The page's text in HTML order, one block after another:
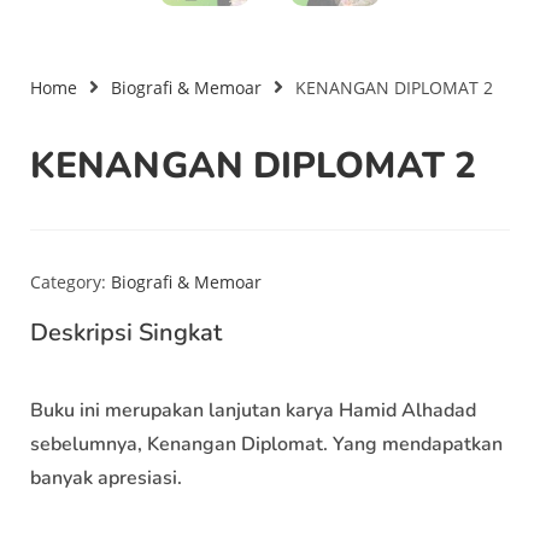
Home Biografi & Memoar KENANGAN DIPLOMAT 2
KENANGAN DIPLOMAT 2
Category: Biografi & Memoar
Deskripsi Singkat
Buku ini merupakan lanjutan karya Hamid Alhadad
sebelumnya, Kenangan Diplomat. Yang mendapatkan
banyak apresiasi.